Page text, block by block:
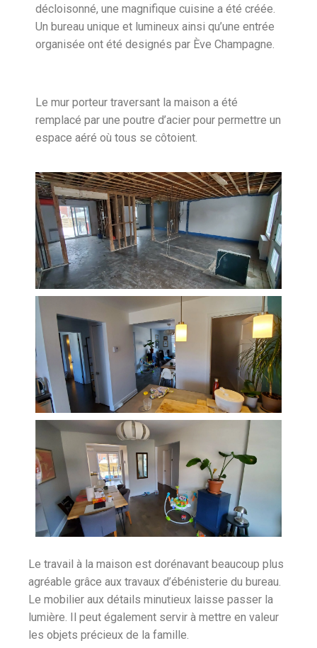
décloisonné, une magnifique cuisine a été créée.
Un bureau unique et lumineux ainsi qu’une entrée
organisée ont été designés par Ève Champagne.
Le mur porteur traversant la maison a été
remplacé par une poutre d’acier pour permettre un
espace aéré où tous se côtoient.
Le travail à la maison est dorénavant beaucoup plus
agréable grâce aux travaux d’ébénisterie du bureau.
Le mobilier aux détails minutieux laisse passer la
lumière. Il peut également servir à mettre en valeur
les objets précieux de la famille.